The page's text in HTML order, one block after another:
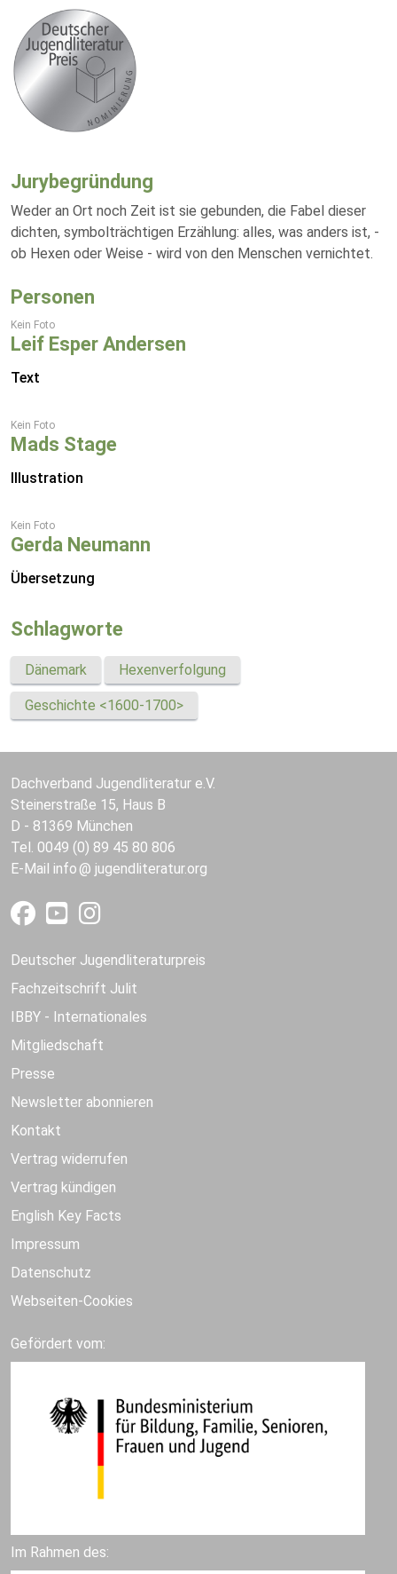
Jurybegründung
Weder an Ort noch Zeit ist sie gebunden, die Fabel dieser
dichten, symbolträchtigen Erzählung: alles, was anders ist, -
ob Hexen oder Weise - wird von den Menschen vernichtet.
Personen
Kein Foto
Leif Esper Andersen
Text
Kein Foto
Mads Stage
Illustration
Kein Foto
Gerda Neumann
Übersetzung
Schlagworte
Dänemark Hexenverfolgung
Geschichte <1600-1700>
Dachverband Jugendliteratur e.V.
Steinerstraße 15, Haus B
D - 81369 München
Tel. 0049 (0) 89 45 80 806
E-Mail info jugendliteratur.org
Deutscher Jugendliteraturpreis
Fachzeitschrift Julit
IBBY - Internationales
Mitgliedschaft
Presse
Newsletter abonnieren
Kontakt
Vertrag widerrufen
Vertrag kündigen
English Key Facts
Impressum
Datenschutz
Webseiten-Cookies
Gefördert vom:
Im Rahmen des: